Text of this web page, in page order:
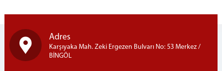
Cumhuriyet Başsavcısı
Cumhuriyet Başsavcı Vekili
Cumhuriyet Savcılarımız
Savcılık Birimleri
Adres
Karşıyaka Mah. Zeki Ergezen Bulvarı No: 53 Merkez /
BİNGÖL